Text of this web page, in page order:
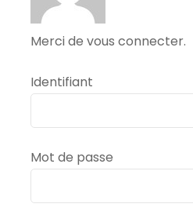
Merci de vous connecter.
Identifiant
Mot de passe